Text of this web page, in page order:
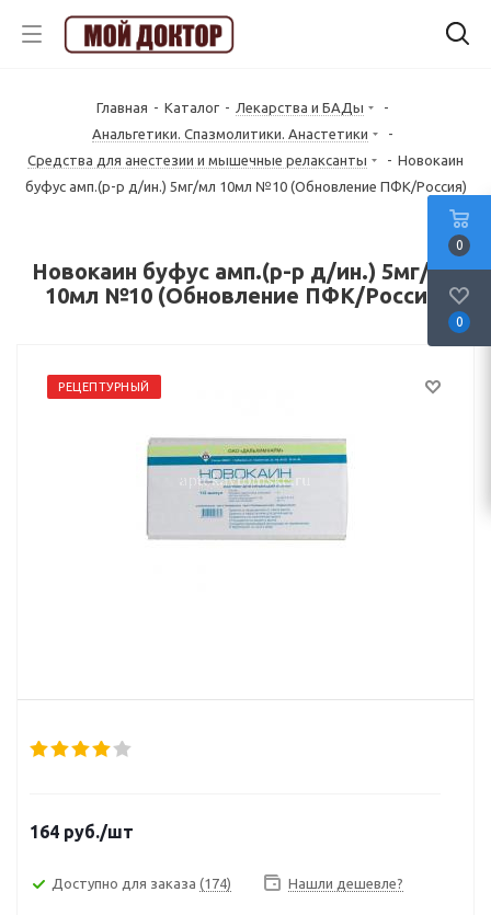
Главная - Каталог - Лекарства и БАДы
-
Анальгетики. Спазмолитики. Анастетики
-
Средства для анестезии и мышечные релаксанты
- Новокаин
буфус амп.(р-р д/ин.) 5мг/мл 10мл №10 (Обновление ПФК/Россия)
Новокаин буфус амп.(р-р д/ин.) 5мг/мл
10мл №10 (Обновление ПФК/Россия)
РЕЦЕПТУРНЫЙ
164 руб./шт
Доступно для заказа (174) Нашли дешевле?
0
0